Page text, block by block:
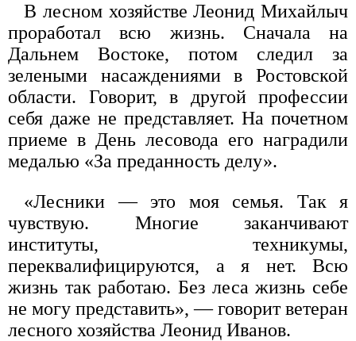
В лесном хозяйстве Леонид Михайлыч
проработал всю жизнь. Сначала на
Дальнем Востоке, потом следил за
зелеными насаждениями в Ростовской
области. Говорит, в другой профессии
себя даже не представляет. На почетном
приеме в День лесовода его наградили
медалью «За преданность делу».
«Лесники — это моя семья. Так я
чувствую. Многие заканчивают
институты, техникумы,
переквалифицируются, а я нет. Всю
жизнь так работаю. Без леса жизнь себе
не могу представить», — говорит ветеран
лесного хозяйства Леонид Иванов.